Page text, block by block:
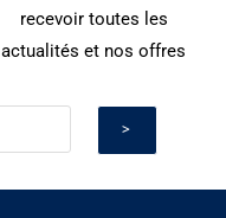
recevoir toutes les
actualités et nos offres